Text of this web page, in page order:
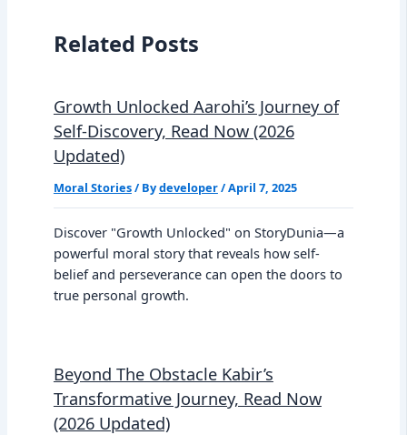
Related Posts
Growth Unlocked Aarohi’s Journey of
Self-Discovery, Read Now (2026
Updated)
Moral Stories/ Bydeveloper/April 7, 2025
Discover "Growth Unlocked" on StoryDunia—a
powerful moral story that reveals how self-
belief and perseverance can open the doors to
true personal growth.
Beyond The Obstacle Kabir’s
Transformative Journey, Read Now
(2026 Updated)